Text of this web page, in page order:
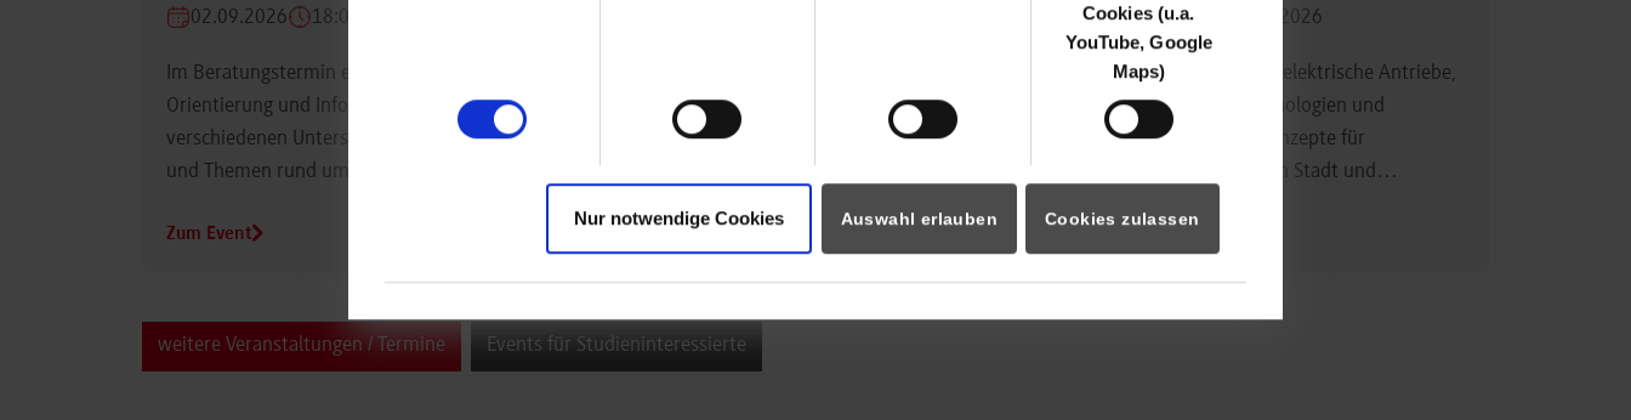
Cookies (u.a.
YouTube, Google
Maps)
Nur notwendige Cookies Auswahl erlauben Cookies zulassen
02.09.2026 18:00 Uhr
Im Beratungstermin erhalten Studierende
Orientierung und Informationen zu
verschiedenen Unterstützungsmöglichkeiten
und Themen rund um das Studium.
Zum Event
Studierende
Zum Event
16.09.2026 - 17.09.2026
Im Mittelpunkt stehen elektrische Antriebe,
moderne Batterietechnologien und
innovative Fahrzeugkonzepte für
nachhaltige Mobilität in Stadt und…
weitere Veranstaltungen / Termine Events für Studieninteressierte